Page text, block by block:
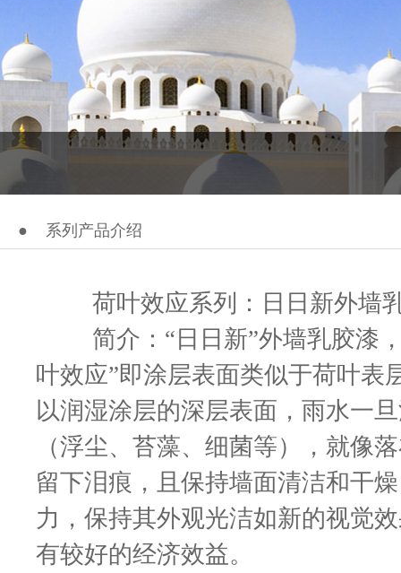
● 系列产品介绍
荷叶效应系列：日日新外墙
简介：“日日新”外墙乳胶漆
叶效应”即涂层表面类似于荷叶表
以润湿涂层的深层表面，雨水一
（浮尘、苔藻、细菌等），就像
留下泪痕，且保持墙面清洁和干
力，保持其外观光洁如新的视觉
有较好的经济效益。